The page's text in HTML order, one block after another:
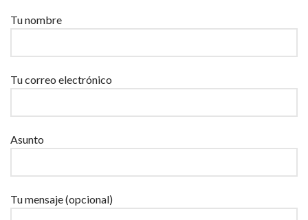
Tu nombre
Tu correo electrónico
Asunto
Tu mensaje (opcional)